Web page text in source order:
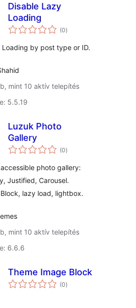
Disable Lazy
Loading
(0értékelés
összesen
)
Loading by post type or ID.
mint 10 aktív telepítés
5.5.19
Luzuk Photo
Gallery
(0értékelés
összesen
)
photo gallery:
Justified, Carousel.
lazy load, lightbox.
mint 10 aktív telepítés
6.6.6
Theme Image Block
(0értékelés
összesen
)